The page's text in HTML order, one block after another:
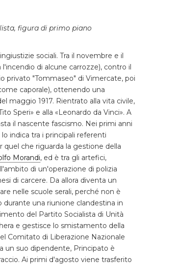
figura di primo piano
sociali. Tra il novembre e il
di alcune carrozze), contro il
privato "Tommaseo" di Vimercate, poi
caporale), ottenendo una
maggio 1917. Rientrato alla vita civile,
Speri» e alla «Leonardo da Vinci». A
il nascente fascismo. Nei primi anni
indica tra i principali referenti
che riguarda la gestione della
Morandi, ed è tra gli artefici,
di un'operazione di polizia
di carcere. Da allora diventa un
nelle scuole serali, perché non è
una riunione clandestina in
del Partito Socialista di Unità
e gestisce lo smistamento della
Comitato di Liberazione Nazionale
un suo dipendente, Principato è
Ai primi d'agosto viene trasferito